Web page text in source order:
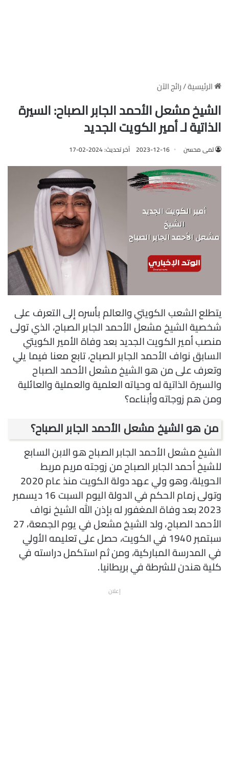
الرئيسية/رائج الآن
الشيخ مشعل الأحمد الجابر الصباح: السيرة
الذاتية لـ أمير الكويت الجديد
لمى محسن 2023-12-16 آخر تحديث: 2024-02-17
يتطلع الشعب الكويتي والعالم بأسره إلى التعرف على
شخصية الشيخ مشعل الأحمد الجابر الصباح، الذي تولى
منصب أمير الكويت الجديد بعد وفاة الأمير الكويتي
السابق نواف الأحمد الجابر الصباح، تابع معنا فيما يلي
وتعرف على من هو الشيخ مشعل الأحمد الصباح
والسيرة الذاتية له وحياته العلمية والعملية والعائلية
ومن هم زوجاته وأبناءه؟
من هو الشيخ مشعل الأحمد الجابر الصباح؟
الشيخ مشعل الأحمد الجابر الصباح هو الابن السابع
للشيخ أحمد الجابر الصباح من زوجته مريم مريط
الحويلة، وهو ولي عهد دولة الكويت منذ عام 2020
وتولى زمام الحكم في الدولة اليوم السبت 16 ديسمبر
2023 بعد وفاة المغفور له بإذن الله الشيخ نواف
الأحمد الصباح، ولد الشيخ مشعل في يوم الجمعة، 27
سبتمبر 1940 في الكويت، حصل على تعليمه الأولي
في المدرسة المباركية، ومن ثم استكمل دراسته في
كلية هندن للشرطة في بريطانيا.
إعلان